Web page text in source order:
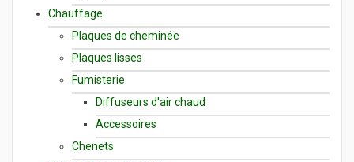
Chauffage
Plaques de cheminée
Plaques lisses
Fumisterie
Diffuseurs d'air chaud
Accessoires
Chenets